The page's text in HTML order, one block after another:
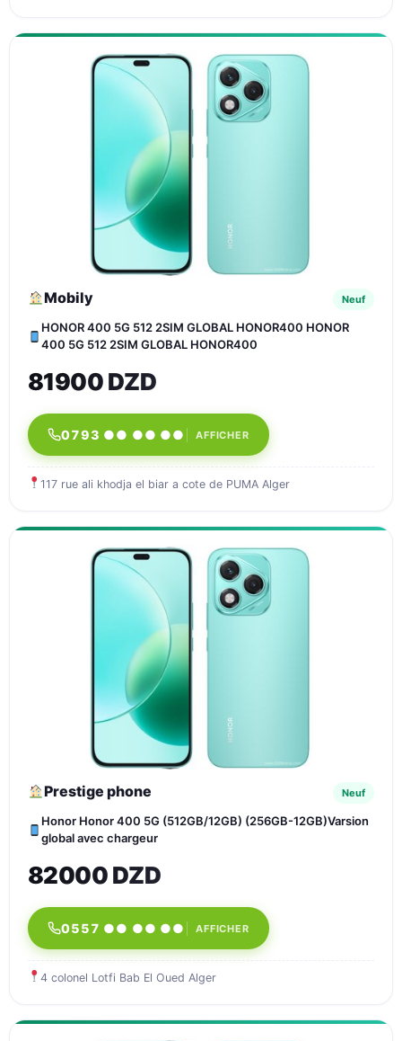
Mobily Neuf
HONOR 400 5G 512 2SIM GLOBAL HONOR400 HONOR
400 5G 512 2SIM GLOBAL HONOR400
81900 DZD
0793 ●● ●● ●● AFFICHER
117 rue ali khodja el biar a cote de PUMA Alger
Prestige phone Neuf
Honor Honor 400 5G (512GB/12GB) (256GB-12GB)Varsion
global avec chargeur
82000 DZD
0557 ●● ●● ●● AFFICHER
4 colonel Lotfi Bab El Oued Alger